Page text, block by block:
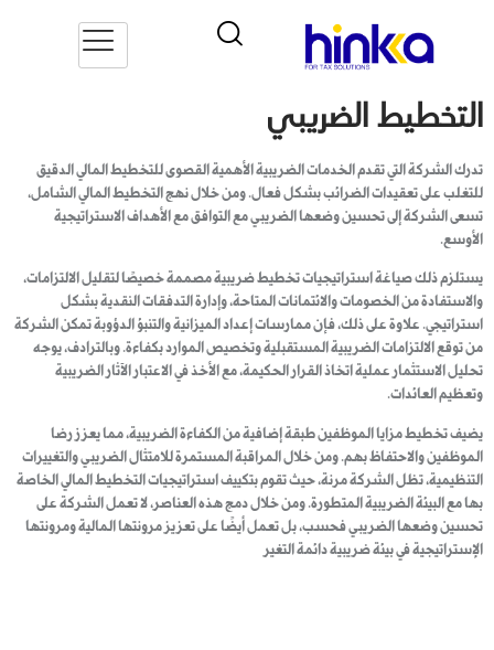
التخطيط الضريبي
تدرك الشركة التي تقدم الخدمات الضريبية الأهمية القصوى للتخطيط المالي الدقيق
للتغلب على تعقيدات الضرائب بشكل فعال. ومن خلال نهج التخطيط المالي الشامل،
تسعى الشركة إلى تحسين وضعها الضريبي مع التوافق مع الأهداف الاستراتيجية
الأوسع.
يستلزم ذلك صياغة استراتيجيات تخطيط ضريبية مصممة خصيصًا لتقليل الالتزامات،
والاستفادة من الخصومات والائتمانات المتاحة، وإدارة التدفقات النقدية بشكل
استراتيجي. علاوة على ذلك، فإن ممارسات إعداد الميزانية والتنبؤ الدؤوبة تمكن الشركة
من توقع الالتزامات الضريبية المستقبلية وتخصيص الموارد بكفاءة. وبالترادف، يوجه
تحليل الاستثمار عملية اتخاذ القرار الحكيمة، مع الأخذ في الاعتبار الآثار الضريبية
وتعظيم العائدات.
يضيف تخطيط مزايا الموظفين طبقة إضافية من الكفاءة الضريبية، مما يعزز رضا
الموظفين والاحتفاظ بهم. ومن خلال المراقبة المستمرة للامتثال الضريبي والتغييرات
التنظيمية، تظل الشركة مرنة، حيث تقوم بتكييف استراتيجيات التخطيط المالي الخاصة
بها مع البيئة الضريبية المتطورة. ومن خلال دمج هذه العناصر، لا تعمل الشركة على
تحسين وضعها الضريبي فحسب، بل تعمل أيضًا على تعزيز مرونتها المالية ومرونتها
الإستراتيجية في بيئة ضريبية دائمة التغير